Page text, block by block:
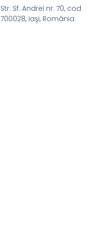
Str. Sf. Andrei nr. 70, cod
700028, Iaşi, România